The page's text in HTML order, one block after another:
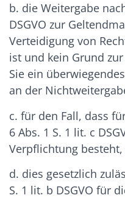
b. die Weitergabe
DSGVO zur
Verteidigung von
ist und kein Grund
Sie ein
an der
c. für den Fall, dass
6 Abs. 1 S. 1 lit. c
Verpflichtung
d. dies gesetzlich
S. 1 lit. b DSGVO für